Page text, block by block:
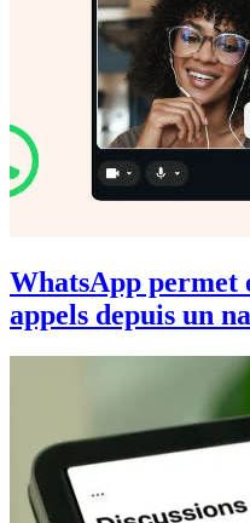
WhatsApp permet
appels depuis un